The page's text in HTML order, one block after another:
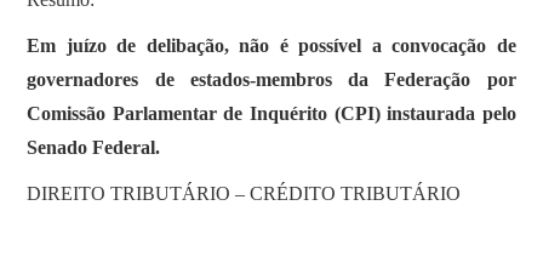
Em juízo de delibação, não é possível a convocação de
governadores de estados-membros da Federação por
Comissão Parlamentar de Inquérito (CPI) instaurada pelo
Senado Federal.
DIREITO TRIBUTÁRIO – CRÉDITO TRIBUTÁRIO